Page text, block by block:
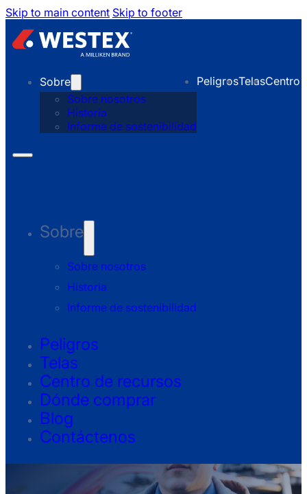
Skip to main content Skip to footer
Sobre
Sobre nosotros
Historia
Informe de sostenibilidad
PeligrosTelasCentro
Sobre
Sobre nosotros
Historia
Informe de sostenibilidad
Peligros
Telas
Centro de recursos
Dónde comprar
Blog
Contáctenos